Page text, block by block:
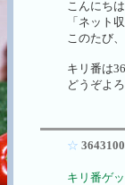
こんにちは
「ネット
このたび
キリ番は
どうぞよ
☆
キリ番ゲ